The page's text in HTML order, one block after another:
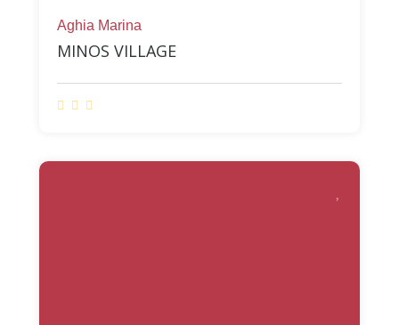
Aghia Marina
MINOS VILLAGE